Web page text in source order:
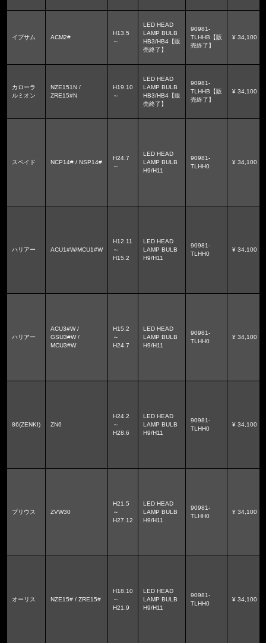
イプサム ACM2#
H13.5
～
LED HEAD
LAMP BULB
HB3/HB4【販
売終了】
90981-
TLHHB【販
売終了】
¥ 34,100
カローラ
ルミオン
NZE151N /
ZRE15#N
H19.10
～
LED HEAD
LAMP BULB
HB3/HB4【販
売終了】
90981-
TLHHB【販
売終了】
¥ 34,100
スペイド NCP14# / NSP14#
H24.7
～
LED HEAD
LAMP BULB
H9/H11
90981-
TLHH0
¥ 34,100
ハリアー ACU1#W/MCU1#W
H12.11
～
H15.2
LED HEAD
LAMP BULB
H9/H11
90981-
TLHH0
¥ 34,100
ハリアー
ACU3#W /
GSU3#W /
MCU3#W
H15.2
～
H24.7
LED HEAD
LAMP BULB
H9/H11
90981-
TLHH0
¥ 34,100
86(ZENKI) ZN6
H24.2
～
H28.6
LED HEAD
LAMP BULB
H9/H11
90981-
TLHH0
¥ 34,100
プリウス ZVW30
H21.5
～
H27.12
LED HEAD
LAMP BULB
H9/H11
90981-
TLHH0
¥ 34,100
オーリス NZE15# / ZRE15#
H18.10
～
H21.9
LED HEAD
LAMP BULB
H9/H11
90981-
TLHH0
¥ 34,100